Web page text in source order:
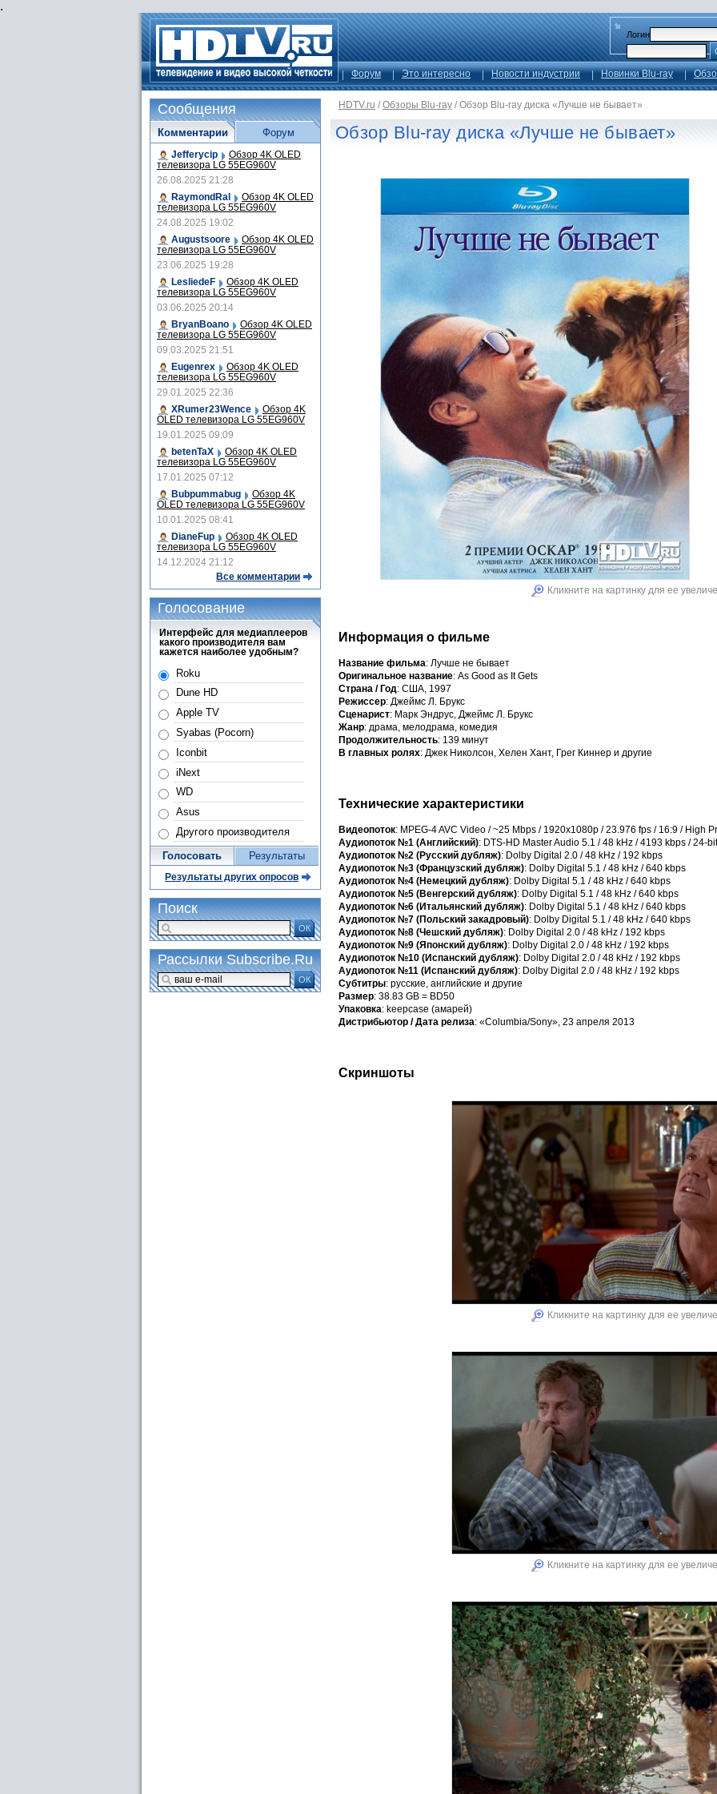
.
Логин
Форум Это интересно Новости индустрии Новинки Blu-ray
HDTV.ru / Обзоры Blu-ray / Обзор Blu-ray диска «Лучше не бывает»
Обзор Blu-ray диска «Лучше не бывает»
Кликните на картинку для ее
Информация о фильме
Название фильма: Лучше не бывает
Оригинальное название: As Good as It Gets
Страна / Год: США, 1997
Режиссер: Джеймс Л. Брукс
Сценарист: Марк Эндрус, Джеймс Л. Брукс
Жанр: драма, мелодрама, комедия
Продолжительность: 139 минут
В главных ролях: Джек Николсон, Хелен Хант, Грег Киннер и другие
Технические характеристики
Видеопоток: MPEG-4 AVC Video / ~25 Mbps / 1920x1080p / 23.976 fps / 16:9 / High
Аудиопоток №1 (Английский): DTS-HD Master Audio 5.1 / 48 kHz / 4193 kbps / 24-
Аудиопоток №2 (Русский дубляж): Dolby Digital 2.0 / 48 kHz / 192 kbps
Аудиопоток №3 (Французский дубляж): Dolby Digital 5.1 / 48 kHz / 640 kbps
Аудиопоток №4 (Немецкий дубляж): Dolby Digital 5.1 / 48 kHz / 640 kbps
Аудиопоток №5 (Венгерский дубляж): Dolby Digital 5.1 / 48 kHz / 640 kbps
Аудиопоток №6 (Итальянский дубляж): Dolby Digital 5.1 / 48 kHz / 640 kbps
Аудиопоток №7 (Польский закадровый): Dolby Digital 5.1 / 48 kHz / 640 kbps
Аудиопоток №8 (Чешский дубляж): Dolby Digital 2.0 / 48 kHz / 192 kbps
Аудиопоток №9 (Японский дубляж): Dolby Digital 2.0 / 48 kHz / 192 kbps
Аудиопоток №10 (Испанский дубляж): Dolby Digital 2.0 / 48 kHz / 192 kbps
Аудиопоток №11 (Испанский дубляж): Dolby Digital 2.0 / 48 kHz / 192 kbps
Субтитры: русские, английские и другие
Размер: 38.83 GB = BD50
Упаковка: keepcase (амарей)
Дистрибьютор / Дата релиза: «Columbia/Sony», 23 апреля 2013
Скриншоты
Кликните на картинку для ее
Кликните на картинку для ее
Сообщения
Комментарии
Jefferycip Обзор 4K OLED
телевизора LG 55EG960V
26.08.2025 21:28
RaymondRal
Обзор 4K OLED
телевизора LG 55EG960V
24.08.2025 19:02
Augustsoore
Обзор 4K OLED
телевизора LG 55EG960V
23.06.2025 19:28
LesliedeF
Обзор 4K OLED
телевизора LG 55EG960V
03.06.2025 20:14
BryanBoano
Обзор 4K OLED
телевизора LG 55EG960V
09.03.2025 21:51
Eugenrex
Обзор 4K OLED
телевизора LG 55EG960V
29.01.2025 22:36
XRumer23Wence
Обзор 4K
OLED телевизора LG 55EG960V
19.01.2025 09:09
betenTaX
Обзор 4K OLED
телевизора LG 55EG960V
17.01.2025 07:12
Bubpummabug
Обзор 4K
OLED телевизора LG 55EG960V
10.01.2025 08:41
DianeFup
Обзор 4K OLED
телевизора LG 55EG960V
14.12.2024 21:12
Все комментарии
Форум
Голосование
Интерфейс для медиаплееров
какого производителя вам
кажется наиболее удобным?
Roku
Dune HD
Apple TV
Syabas (Pocorn)
Iconbit
iNext
WD
Asus
Другого производителя
Голосовать Результаты
Результаты других опросов
Поиск
ОК
Рассылки Subscribe.Ru
ОК